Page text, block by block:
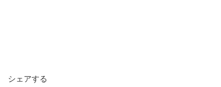
シェアする